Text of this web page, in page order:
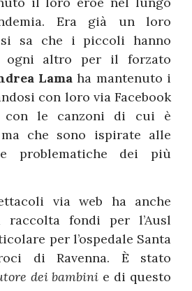
Era già un loro
si sa che i piccoli hanno
ogni altro per il forzato
Lama ha mantenuto i
con loro via Facebook
con le canzoni di cui è
che sono ispirate alle
problematiche dei più
via web ha anche
fondi per l’Ausl
per l’ospedale Santa
di Ravenna. È stato
dei bambini e di questo